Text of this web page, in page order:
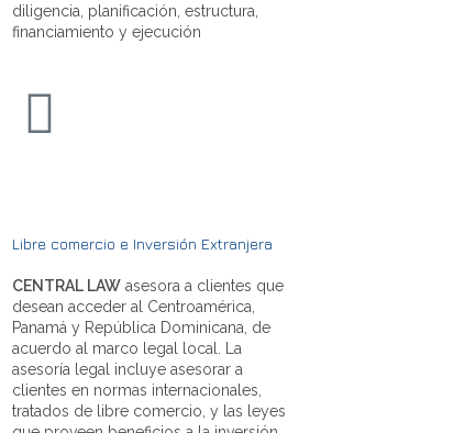
diligencia, planificación, estructura,
financiamiento y ejecución
Libre comercio e Inversión Extranjera
CENTRAL LAW asesora a clientes que
desean acceder al Centroamérica,
Panamá y República Dominicana, de
acuerdo al marco legal local. La
asesoría legal incluye asesorar a
clientes en normas internacionales,
tratados de libre comercio, y las leyes